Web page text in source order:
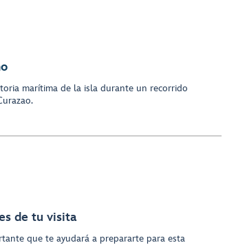
marítima de la isla durante un recorrido
de tu visita
que te ayudará a prepararte para esta